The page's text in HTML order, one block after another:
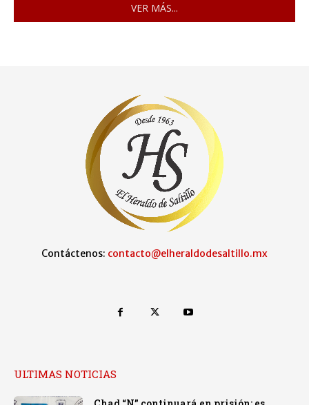
VER MÁS...
Contáctenos: contacto@elheraldodesaltillo.mx
ULTIMAS NOTICIAS